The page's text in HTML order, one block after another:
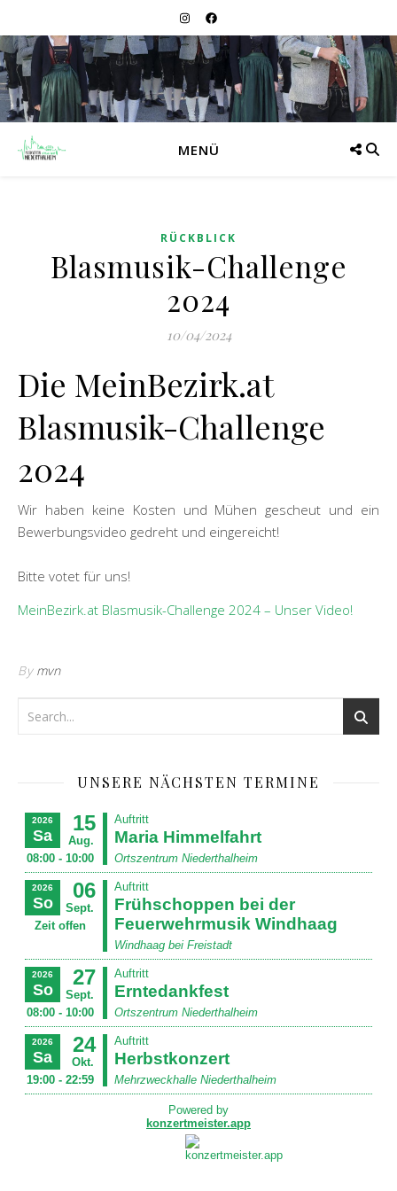
MENÜ
RÜCKBLICK
Blasmusik-Challenge
2024
10/04/2024
Die MeinBezirk.at
Blasmusik-Challenge
2024
Wir haben keine Kosten und Mühen gescheut und ein
Bewerbungsvideo gedreht und eingereicht!
Bitte votet für uns!
MeinBezirk.at Blasmusik-Challenge 2024 – Unser Video!
By mvn
UNSERE NÄCHSTEN TERMINE